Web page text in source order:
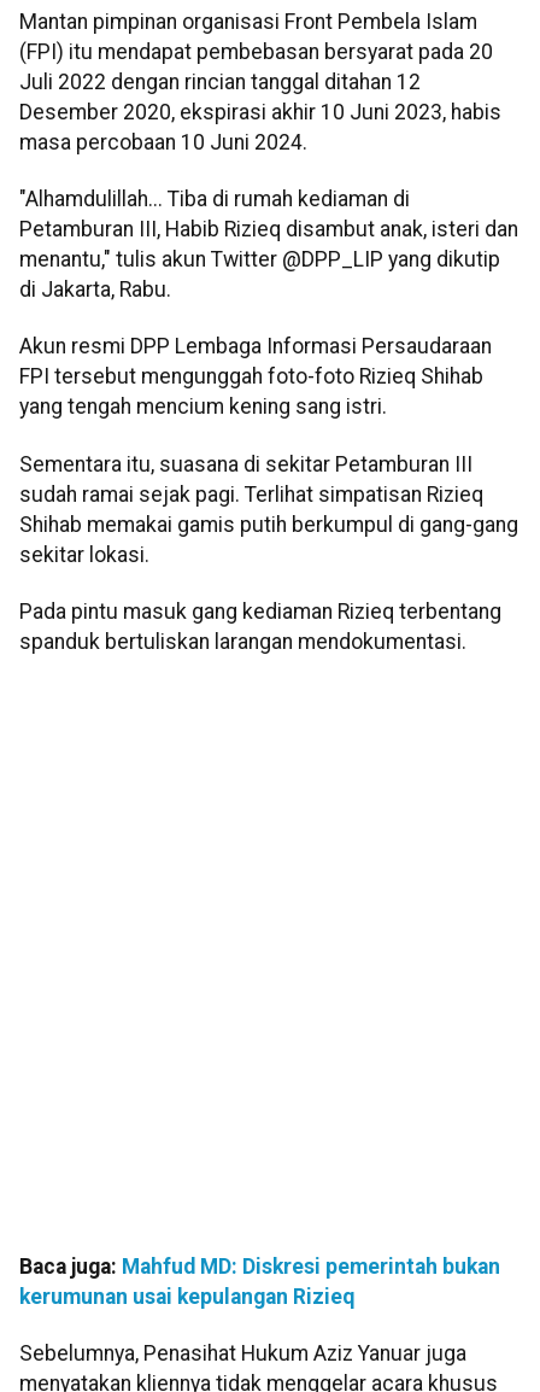
Mantan pimpinan organisasi Front Pembela Islam
(FPI) itu mendapat pembebasan bersyarat pada 20
Juli 2022 dengan rincian tanggal ditahan 12
Desember 2020, ekspirasi akhir 10 Juni 2023, habis
masa percobaan 10 Juni 2024.
"Alhamdulillah... Tiba di rumah kediaman di
Petamburan III, Habib Rizieq disambut anak, isteri dan
menantu," tulis akun Twitter @DPP_LIP yang dikutip
di Jakarta, Rabu.
Akun resmi DPP Lembaga Informasi Persaudaraan
FPI tersebut mengunggah foto-foto Rizieq Shihab
yang tengah mencium kening sang istri.
Sementara itu, suasana di sekitar Petamburan III
sudah ramai sejak pagi. Terlihat simpatisan Rizieq
Shihab memakai gamis putih berkumpul di gang-gang
sekitar lokasi.
Pada pintu masuk gang kediaman Rizieq terbentang
spanduk bertuliskan larangan mendokumentasi.
Baca juga: Mahfud MD: Diskresi pemerintah bukan
kerumunan usai kepulangan Rizieq
Sebelumnya, Penasihat Hukum Aziz Yanuar juga
menyatakan kliennya tidak menggelar acara khusus